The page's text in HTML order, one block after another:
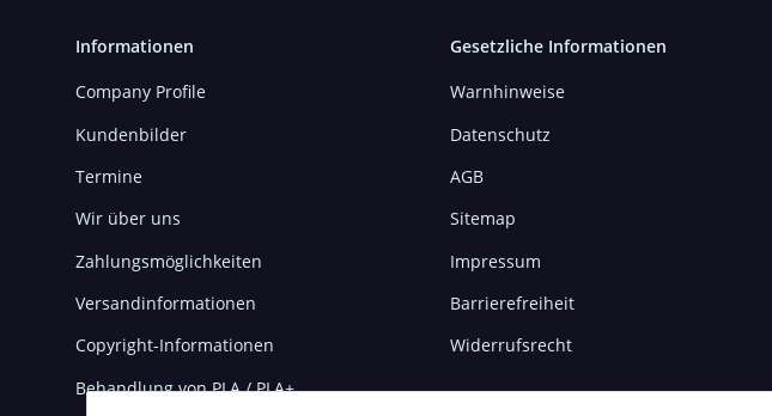
Informationen
Company Profile
Kundenbilder
Termine
Wir über uns
Zahlungsmöglichkeiten
Versandinformationen
Copyright-Informationen
Behandlung von PLA / PLA+
Gesetzliche Informationen
Warnhinweise
Datenschutz
AGB
Sitemap
Impressum
Barrierefreiheit
Widerrufsrecht